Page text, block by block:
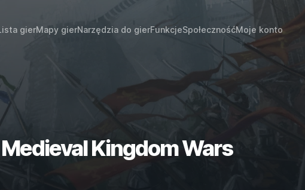
gierMapy gierNarzędzia do gierFunkcjeSpołecznośćMoje konto
Kingdom Wars